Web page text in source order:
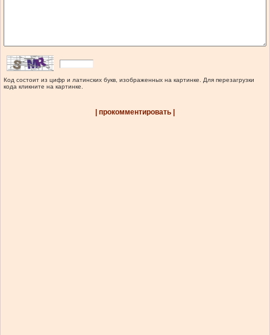
Код состоит из цифр и латинских букв, изображенных на картинке. Для перезагрузки
кода кликните на картинке.
| прокомментировать |